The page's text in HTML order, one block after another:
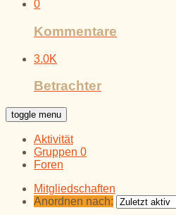
0
Kommentare
3.0K
Betrachter
toggle menu
Aktivität
Gruppen 0
Foren
Mitgliedschaften
Anordnen nach: